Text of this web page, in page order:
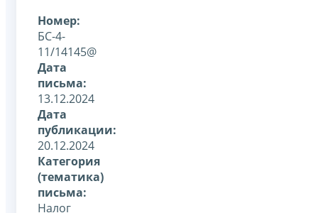
Номер:
БС-4-
11/14145@
Дата
письма:
13.12.2024
Дата
публикации:
20.12.2024
Категория
(тематика)
письма:
Налог